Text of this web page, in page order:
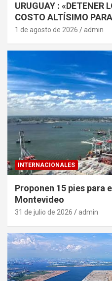
URUGUAY : «DETENER
COSTO ALTÍSIMO
1 de agosto de 2026 admin
INTERNACIONALES
Proponen 15 pies para
Montevideo
31 de julio de 2026 admin